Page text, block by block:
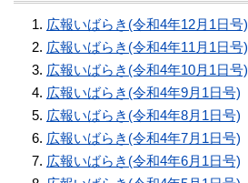
広報いばらき(令和4年12月1日号)
広報いばらき(令和4年11月1日号)
広報いばらき(令和4年10月1日号)
広報いばらき(令和4年9月1日号)
広報いばらき(令和4年8月1日号)
広報いばらき(令和4年7月1日号)
広報いばらき(令和4年6月1日号)